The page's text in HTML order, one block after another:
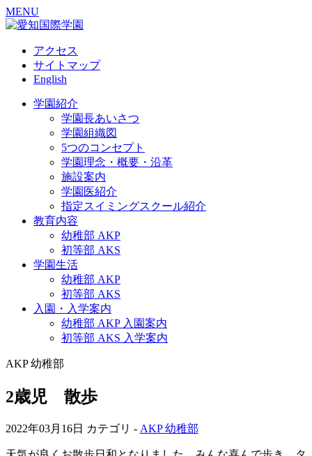
MENU
アクセス
サイトマップ
English
学園紹介
学園長あいさつ
学園組織図
5つのコンセプト
学園理念・概要・沿革
施設案内
学園医紹介
指定スイミングスクール紹介
教育内容
幼稚部 AKP
初等部 AKS
学園生活
幼稚部 AKP
初等部 AKS
入園・入学案内
幼稚部 AKP 入園案内
初等部 AKS 入学案内
AKP 幼稚部
2歳児 散歩
2022年03月16日 カテゴリ - AKP 幼稚部